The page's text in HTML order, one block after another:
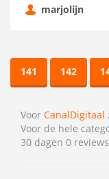
marjolijn
141 142
Voor CanalDigitaal
Voor de hele
30 dagen 0